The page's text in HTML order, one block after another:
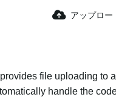
アップロー
file uploading to
handle the